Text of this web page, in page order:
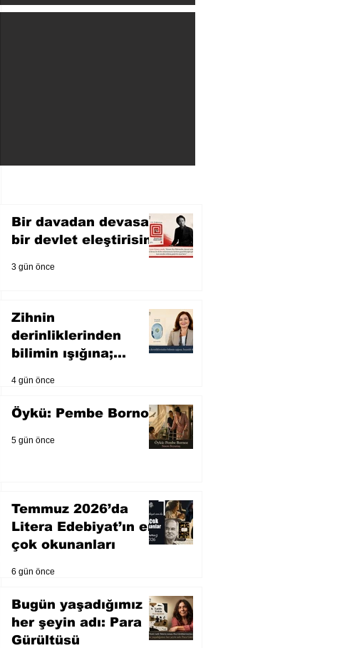
Bir davadan devasa
bir devlet eleştirisine
3 gün önce
Zihnin
derinliklerinden
bilimin ışığına;
4 gün önce
Öykü: Pembe Bornoz
5 gün önce
Temmuz 2026’da
Litera Edebiyat’ın en
çok okunanları
6 gün önce
Bugün yaşadığımız
her şeyin adı: Para
Gürültüsü